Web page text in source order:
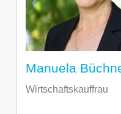
Manuela
Wirtschaftskauffrau